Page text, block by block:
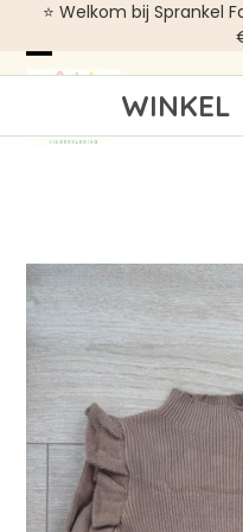
content
⭐ Welkom bij Sprankel
Open
Close
WINKEL